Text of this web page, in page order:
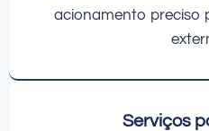
acionamento preciso
Serviços